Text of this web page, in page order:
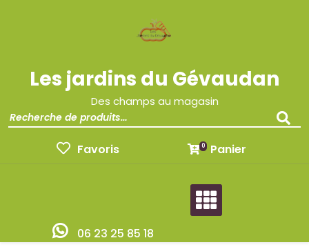
Les jardins du Gévaudan
Des champs au magasin
Favoris 0 Panier
06 23 25 85 18